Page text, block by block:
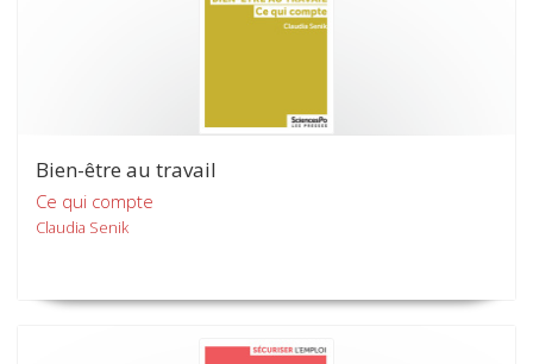
Bien-être au travail
Ce qui compte
Claudia Senik